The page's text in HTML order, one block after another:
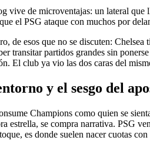
vive de microventajas: un lateral que
el PSG ataque con muchos por
de esos que no se discuten:
transitar partidos grandes sin
El club ya vio las dos caras del
y el sesgo del
Champions como quien se
estrella, se compra narrativa. PSG
es donde suelen nacer cuotas